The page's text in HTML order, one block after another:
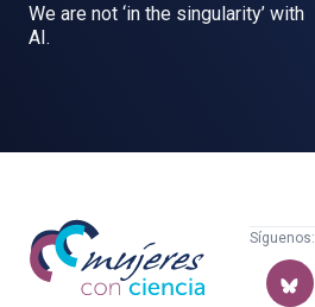
We are not ‘in the singularity’ with
AI.
Mujeres
con
ciencia
Síguenos: